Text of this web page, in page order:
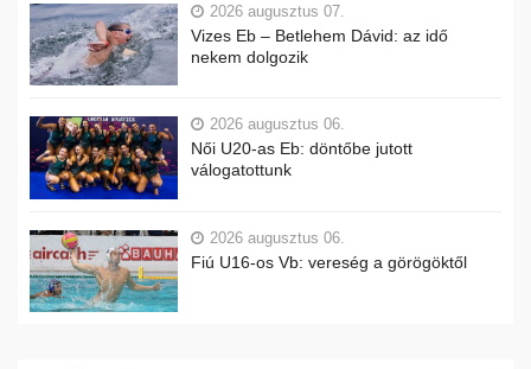
2026 augusztus 07.
Vizes Eb – Betlehem Dávid: az idő
nekem dolgozik
2026 augusztus 06.
Női U20-as Eb: döntőbe jutott
válogatottunk
2026 augusztus 06.
Fiú U16-os Vb: vereség a görögöktől